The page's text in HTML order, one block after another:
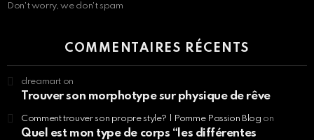
Don't worry, we don't spam
COMMENTAIRES RÉCENTS
dreamart on
Trouver son morphotype sur physique de rêve
Comment trouver son propre style? | Pomme Passion Blog on
Quel est mon type de corps “les différentes